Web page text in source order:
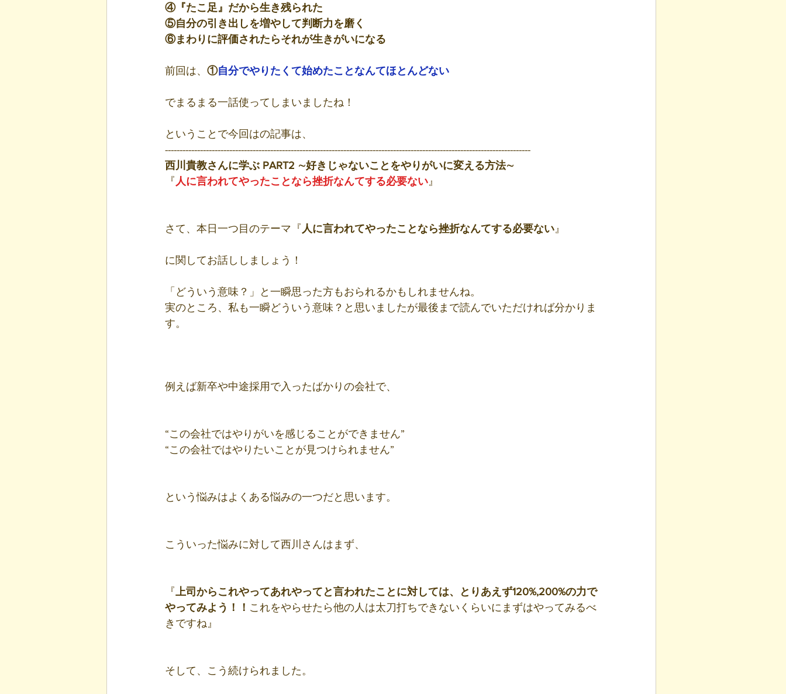
④『たこ足』だから生き残られた
⑤自分の引き出しを増やして判断力を磨く
⑥まわりに評価されたらそれが生きがいになる
前回は、 ①自分でやりたくて始めたことなんてほとんどない
でまるまる一話使ってしまいましたね！
ということで今回はの記事は、
-----------------------------------------------------------------------------------------------------------------------------
西川貴教さんに学ぶ PART2 ∼好きじゃないことをやりがいに変える方法∼
『 人に言われてやったことなら挫折なんてする必要ない』
さて、本日一つ目のテーマ『 人に言われてやったことなら挫折なんてする必要ない』
に関してお話ししましょう！
「どういう意味？」と一瞬思った方もおられるかもしれませんね。
実のところ、私も一瞬どういう意味？と思いましたが最後まで読んでいただければ分かりま
す。
例えば新卒や中途採用で入ったばかりの会社で、
“この会社ではやりがいを感じることができません”
“この会社ではやりたいことが見つけられません”
という悩みはよくある悩みの一つだと思います。
こういった悩みに対して西川さんはまず、
『上司からこれやってあれやってと言われたことに対しては、とりあえず120%,200%の力で
やってみよう！！ これをやらせたら他の人は太刀打ちできないくらいにまずはやってみるべ
きですね』
そして、こう続けられました。